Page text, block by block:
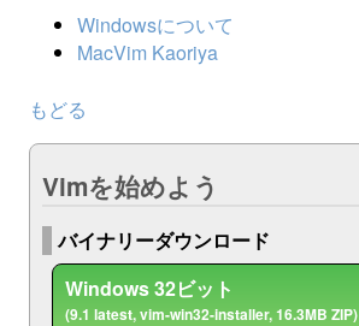
Windowsについて
MacVim Kaoriya
もどる
Vimを始めよう
バイナリーダウンロード
Windows 32ビット
(9.1 latest, vim-win32-installer, 16.3MB ZIP)